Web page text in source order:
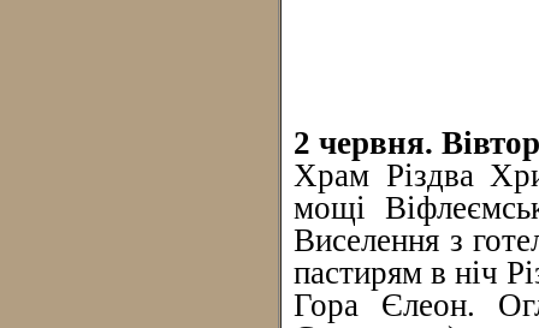
2 червня.
Храм Різдва
мощі
Виселення з
пастирям в ніч
Гора Єлеон.